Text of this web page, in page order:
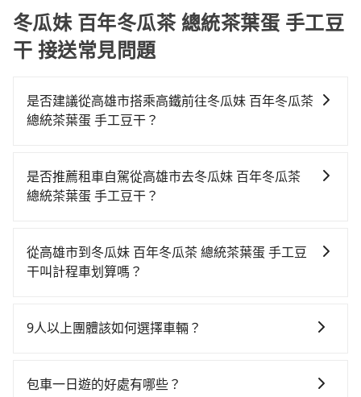
冬瓜妹 百年冬瓜茶 總統茶葉蛋 手工豆
干 接送常見問題
是否建議從高雄市搭乘高鐵前往冬瓜妹 百年冬瓜茶
總統茶葉蛋 手工豆干？
蛋 手工豆干，高鐵較貴、費時！不過從最早一班車05:50
到末班車22:55，左營-雲林一天最多僅28班次，如果行
程車花費約500元、車程約30分鐘。抵達高鐵站後，步
行進站、現場購票並於月台排隊的時間約20分鐘，再乘
班的計程車，搭上小黃後約花40分鐘、車費800元後，
設2位同行，高鐵加轉乘之平均每人花費為1,210元。但
是否推薦租車自駕從高雄市去冬瓜妹 百年冬瓜茶
總統茶葉蛋 手工豆干？
可以選擇租車自駕，但花費可能不小。租車公司一般以
天為單位計費，小轎車如Toyota Yaris、Nissan
3元）、eTag（每公里約1元）、路邊停車（每小時約40
程費用。由於絕大多數的租車公司都沒法提供甲租乙還
從高雄市到冬瓜妹 百年冬瓜茶 總統茶葉蛋 手工豆
干叫計程車划算嗎？
灣大車隊、Uber、Line Taxi、Yoxi等。依照里程跳錶計
計程車約330輛，數量約為高雄市的3%、密度僅雙北的
9人以上團體該如何選擇車輛？
9人以上之廂型車，其實屬違法。在現行法律下，營業小
包車一日遊的好處有哪些？